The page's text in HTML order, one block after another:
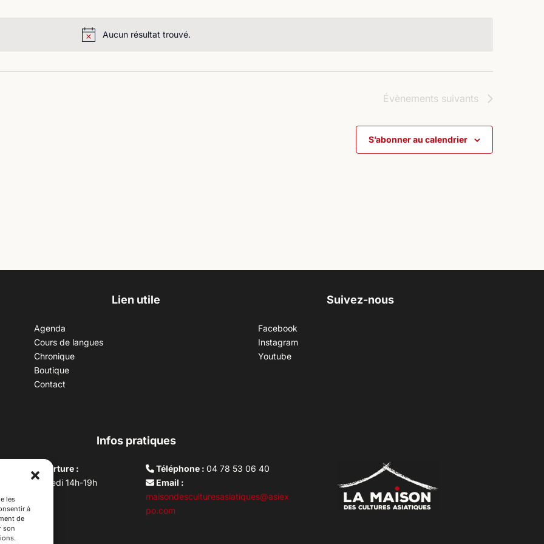
les
à
de
son
Aucun résultat trouvé.
Évènements suivants
S’abonner au calendrier
Lien utile
Agenda
Cours de langues
Chronique
Boutique
Contact
Suivez-nous
Facebook
Instagram
Youtube
Infos pratiques
d’ouverture :
au vendredi 14h-19h
10h –17h
lundi
Téléphone :04 78 53 06 40
Email :
maisondesculturesasiatiques@asiex
po.com